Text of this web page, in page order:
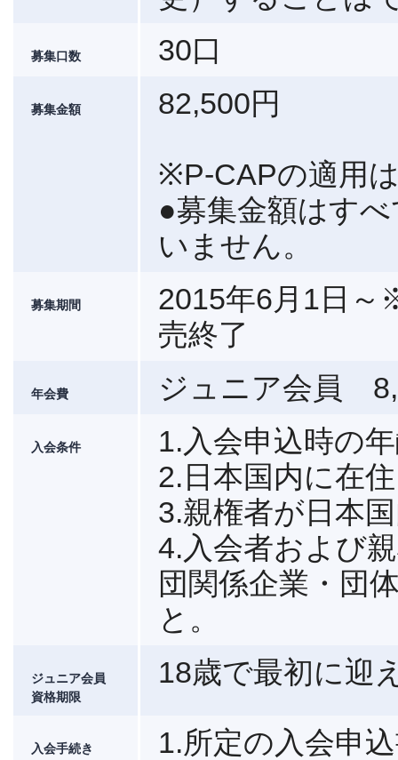
募集口数 30口
募集金額 82,500円
※P-CAPの適用
●募集金額はす
いません。
募集期間
2015年6月1日～
売終了
年会費 ジュニア会員
入会条件
1.入会申込時の
2.日本国内に在
3.親権者が日本
4.入会者および
団関係企業・団
と。
ジュニア会員
資格期限
18歳で最初に迎
入会手続き
1.所定の入会申